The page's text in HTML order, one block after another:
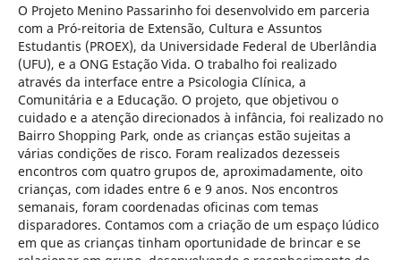
O Projeto Menino Passarinho foi desenvolvido em parceria
com a Pró-reitoria de Extensão, Cultura e Assuntos
Estudantis (PROEX), da Universidade Federal de Uberlândia
(UFU), e a ONG Estação Vida. O trabalho foi realizado
através da interface entre a Psicologia Clínica, a
Comunitária e a Educação. O projeto, que objetivou o
cuidado e a atenção direcionados à infância, foi realizado no
Bairro Shopping Park, onde as crianças estão sujeitas a
várias condições de risco. Foram realizados dezesseis
encontros com quatro grupos de, aproximadamente, oito
crianças, com idades entre 6 e 9 anos. Nos encontros
semanais, foram coordenadas oficinas com temas
disparadores. Contamos com a criação de um espaço lúdico
em que as crianças tinham oportunidade de brincar e se